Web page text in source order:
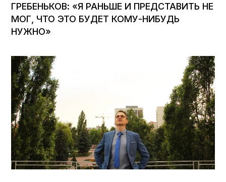
ГРЕБЕНЬКОВ: «Я РАНЬШЕ И ПРЕДСТАВИТЬ НЕ
МОГ, ЧТО ЭТО БУДЕТ КОМУ-НИБУДЬ
НУЖНО»